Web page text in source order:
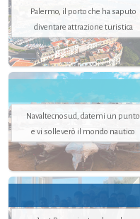
Palermo, il porto che ha saputo
diventare attrazione turistica
Navaltecnosud, datemi un punto
e vi solleverò il mondo nautico